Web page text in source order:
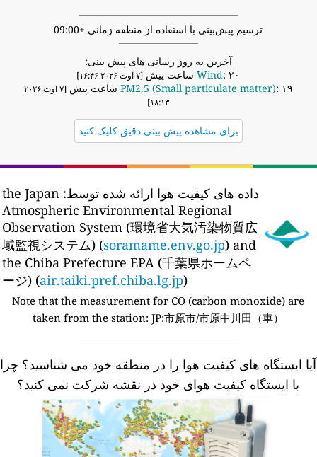
ترسیم پیش‌بینی با استفاده از منطقه زمانی +09:00
آخرین به روز رسانی های پیش بینی:
Wind : ۲۰ ساعت پیش [۷ اوت ۲۰۲۶ ۱۶:۴۶]
PM2.5 (Small particulate matter) : ۱۹ ساعت پیش
[۷ اوت ۲۰۲۶
۱۸:۱۳]
برای مشاهده پیش بینی دقیق کلیک کنید
داده های کیفیت هوا ارائه شده توسط: the Japan
Atmospheric Environmental Regional
Observation System (環境省大気汚染物質広
域監視システム) (soramame.env.go.jp) and
the Chiba Prefecture EPA (千葉県ホームペ
ージ) (air.taiki.pref.chiba.lg.jp)
Note that the measurement for CO (carbon monoxide) are
taken from the station:JP:市原市/市原中川田（車）
ایستگاه های کیفیت هوا را در منطقه خود می شناسید؟ چرا
با ایستگاه کیفیت هوای خود در نقشه شرکت نمی کنید؟